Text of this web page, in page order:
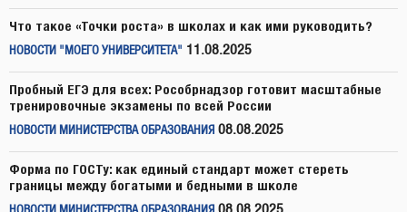
Что такое «Точки роста» в школах и как ими руководить?
НОВОСТИ "МОЕГО УНИВЕРСИТЕТА" 11.08.2025
Пробный ЕГЭ для всех: Рособрнадзор готовит масштабные
тренировочные экзамены по всей России
НОВОСТИ МИНИСТЕРСТВА ОБРАЗОВАНИЯ 08.08.2025
Форма по ГОСТу: как единый стандарт может стереть
границы между богатыми и бедными в школе
08.08.2025